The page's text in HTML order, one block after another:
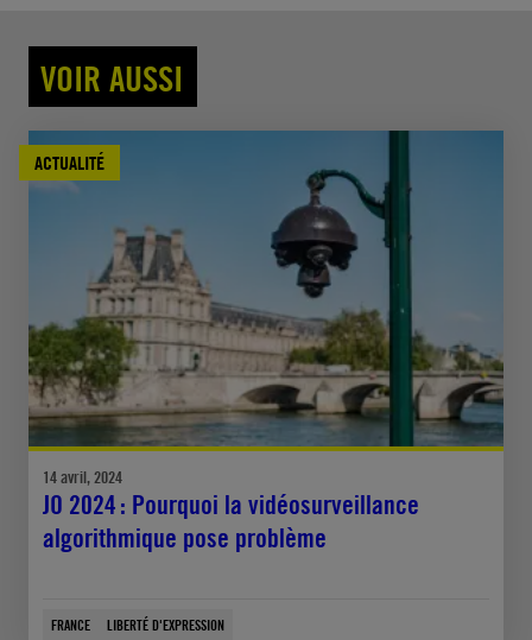
VOIR AUSSI
ACTUALITÉ
14 avril, 2024
JO 2024 : Pourquoi la vidéosurveillance
algorithmique pose problème
FRANCE LIBERTÉ D'EXPRESSION